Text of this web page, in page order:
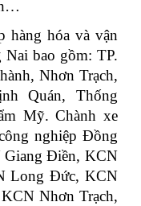
hàng hóa và vận
bao gồm: TP.
Nhơn Trạch,
Quán, Thống
Mỹ. Chành xe
nghiệp Đồng
Giang Điền, KCN
Long Đức, KCN
Nhơn Trạch,